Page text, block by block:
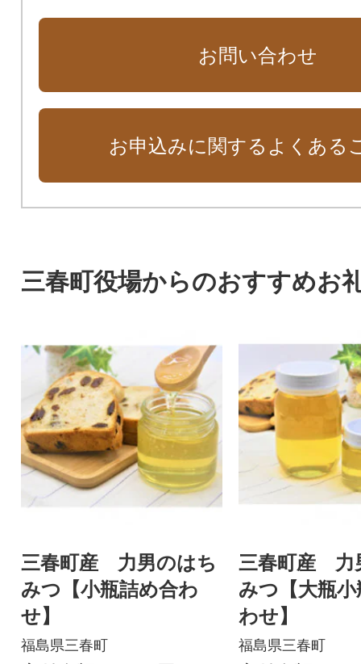
お問い合わせ
お申込みに関するよくある
三春町役場からのおすすめお
三春町産 力男のはち
みつ【小瓶詰め合わ
せ】
福島県三春町
三春町産 力
みつ【大瓶
わせ】
福島県三春町